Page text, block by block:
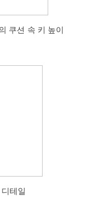
쿠션 속 키 높이
테일